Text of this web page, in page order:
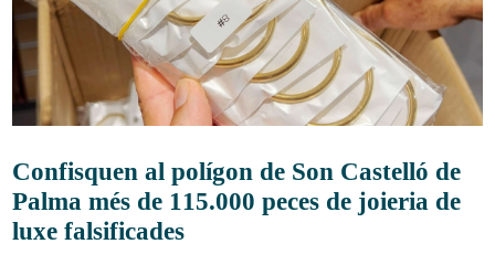
Confisquen al polígon de Son Castelló de
Palma més de 115.000 peces de joieria de
luxe falsificades